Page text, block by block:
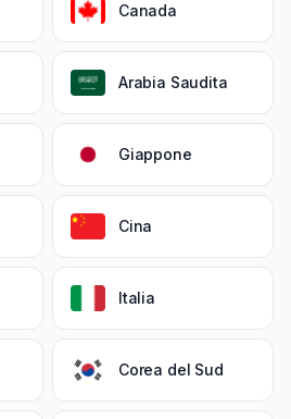
Canada
Arabia Saudita
Giappone
Cina
Italia
Corea del Sud